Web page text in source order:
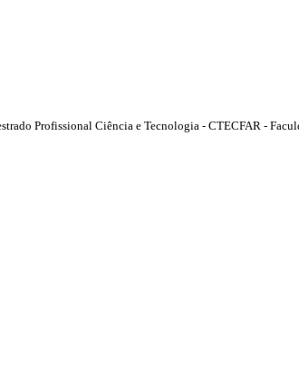
Profissional Ciência e Tecnologia - CTECFAR -